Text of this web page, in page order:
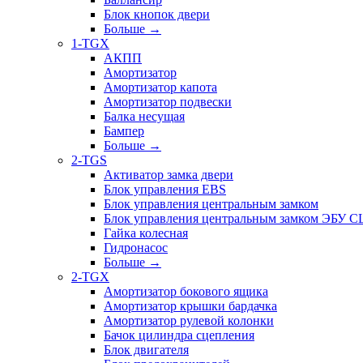
Блок кнопок двери
Больше →
1-TGX
АКПП
Амортизатор
Амортизатор капота
Амортизатор подвески
Балка несущая
Бампер
Больше →
2-TGS
Активатор замка двери
Блок управления EBS
Блок управления центральным замком
Блок управления центральным замком ЭБУ
Гайка колесная
Гидронасос
Больше →
2-TGX
Амортизатор бокового ящика
Амортизатор крышки бардачка
Амортизатор рулевой колонки
Бачок цилиндра сцепления
Блок двигателя